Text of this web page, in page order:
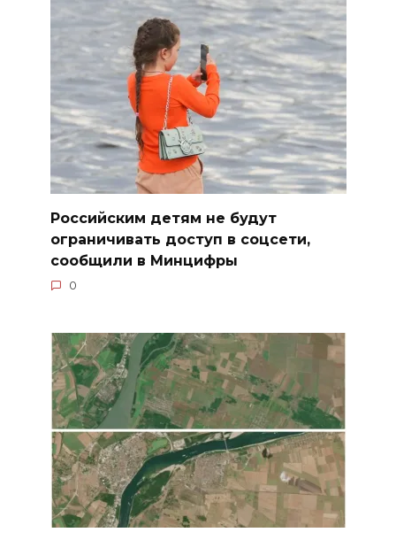
Российским детям не будут
ограничивать доступ в соцсети,
сообщили в Минцифры
0